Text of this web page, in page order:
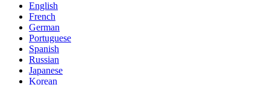
English
French
German
Portuguese
Spanish
Russian
Japanese
Korean